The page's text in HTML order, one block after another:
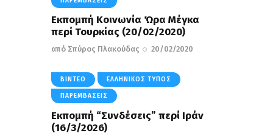
Εκπομπή Κοινωνία Ώρα Μέγκα
περί Τουρκίας (20/02/2020)
από Σπύρος Πλακούδας 20/02/2020
ΒΊΝΤΕΟ ΕΛΛΗΝΙΚΌΣ ΤΎΠΟΣ
ΠΑΡΕΜΒΆΣΕΙΣ
Eκπομπή “Συνδέσεις” περί Iράν
(16/3/2026)